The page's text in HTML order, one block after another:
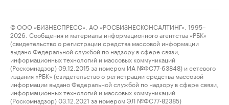
© ООО «БИЗНЕСПРЕСС», АО «РОСБИЗНЕСКОНСАЛТИНГ», 1995–
2026. Сообщения и материалы информационного агентства «РБК»
(свидетельство о регистрации средства массовой информации
выдано Федеральной службой по надзору в сфере связи,
информационных технологий и массовых коммуникаций
(Роскомнадзор) 09.12.2015 за номером ИА №ФС77-63848) и сетевого
издания «РБК» (свидетельство о регистрации средства массовой
информации выдано Федеральной службой по надзору в сфере связи,
информационных технологий и массовых коммуникаций
(Роскомнадзор) 03.12.2021 за номером ЭЛ №ФС77-82385)